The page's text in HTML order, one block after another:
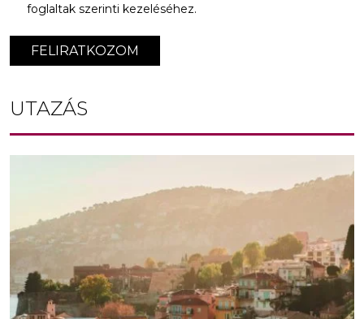
FELIRATKOZOM
foglaltak szerinti kezeléséhez.
UTAZÁS